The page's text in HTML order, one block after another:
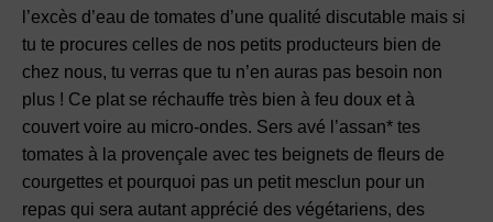
l’excès d’eau de tomates d’une qualité discutable mais si
tu te procures celles de nos petits producteurs bien de
chez nous, tu verras que tu n’en auras pas besoin non
plus ! Ce plat se réchauffe très bien à feu doux et à
couvert voire au micro-ondes. Sers avé l’assan* tes
tomates à la provençale avec tes beignets de fleurs de
courgettes et pourquoi pas un petit mesclun pour un
repas qui sera autant apprécié des végétariens, des